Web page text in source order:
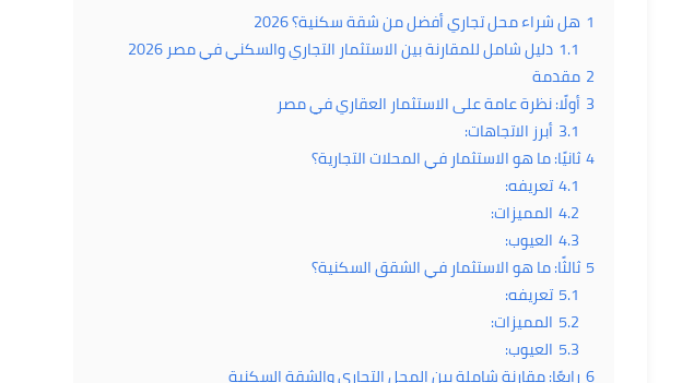
1 هل شراء محل تجاري أفضل من شقة سكنية؟ 2026
1.1 دليل شامل للمقارنة بين الاستثمار التجاري والسكني في مصر 2026
2 مقدمة
3 أولًا: نظرة عامة على الاستثمار العقاري في مصر
3.1 أبرز الاتجاهات:
4ثانيًا: ما هو الاستثمار في المحلات التجارية؟
4.1تعريفه:
4.2 المميزات:
4.3 العيوب:
5 ثالثًا: ما هو الاستثمار في الشقق السكنية؟
5.1 تعريفه:
5.2 المميزات:
5.3 العيوب:
6 رابعًا: مقارنة شاملة بين المحل التجاري والشقة السكنية